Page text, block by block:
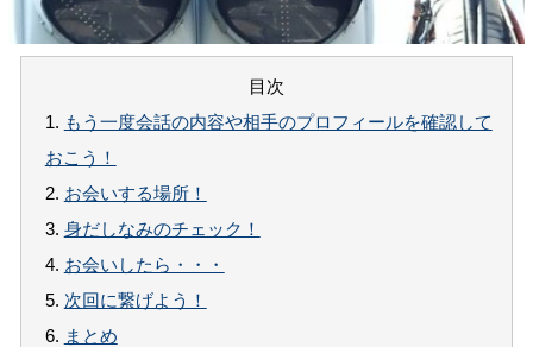
目次
1. もう一度会話の内容や相手のプロフィールを確認して
おこう！
2. お会いする場所！
3. 身だしなみのチェック！
4. お会いしたら・・・
5. 次回に繋げよう！
6. まとめ